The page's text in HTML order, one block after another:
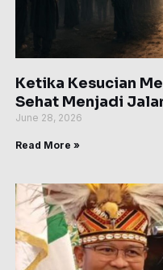
Ketika Kesucian
Sehat Menjadi
June 28, 2026
Read More »